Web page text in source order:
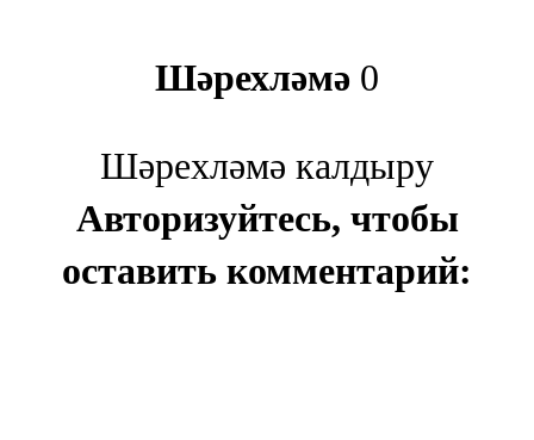
Шәрехләмә 0
Шәрехләмә калдыру
Авторизуйтесь, чтобы
оставить комментарий: